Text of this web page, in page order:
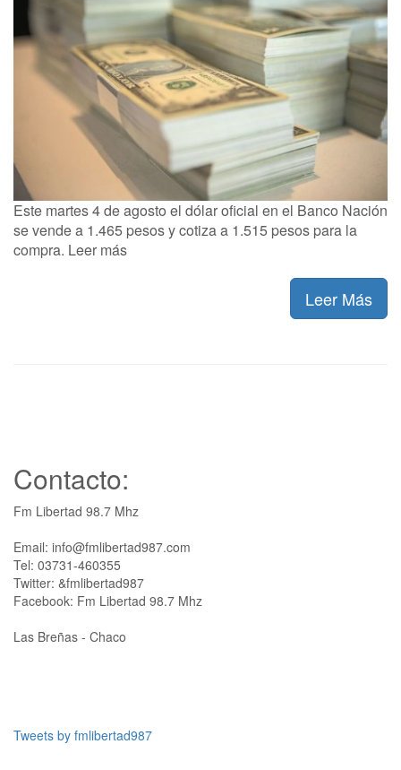
Este martes 4 de agosto el dólar oficial en el Banco Nación
se vende a 1.465 pesos y cotiza a 1.515 pesos para la
compra. Leer más
Leer Más
Contacto:
Fm Libertad 98.7 Mhz
Email: info@fmlibertad987.com
Tel: 03731-460355
Twitter: &fmlibertad987
Facebook: Fm Libertad 98.7 Mhz
Las Breñas - Chaco
Tweets by fmlibertad987